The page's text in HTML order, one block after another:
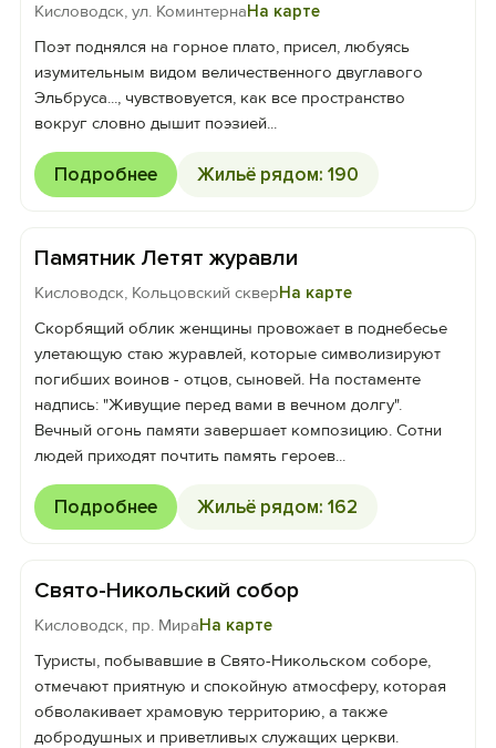
Кисловодск, ул. КоминтернаНа карте
Поэт поднялся на горное плато, присел, любуясь
изумительным видом величественного двуглавого
Эльбруса..., чувствовуется, как все пространство
вокруг словно дышит поэзией...
Подробнее Жильё рядом: 190
Памятник Летят журавли
Кисловодск, Кольцовский скверНа карте
Скорбящий облик женщины провожает в поднебесье
улетающую стаю журавлей, которые символизируют
погибших воинов - отцов, сыновей. На постаменте
надпись: "Живущие перед вами в вечном долгу".
Вечный огонь памяти завершает композицию. Сотни
людей приходят почтить память героев...
Подробнее Жильё рядом: 162
Свято-Никольский собор
Кисловодск, пр. МираНа карте
Туристы, побывавшие в Свято-Никольском соборе,
отмечают приятную и спокойную атмосферу, которая
обволакивает храмовую территорию, а также
добродушных и приветливых служащих церкви.